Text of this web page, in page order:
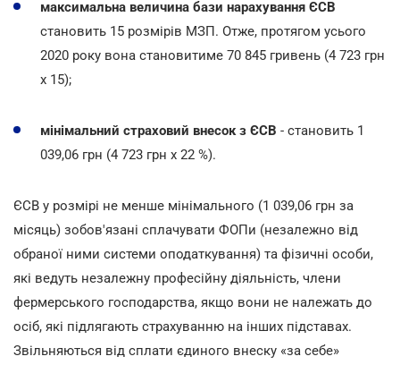
максимальна величина бази нарахування ЄСВ
становить 15 розмірів МЗП. Отже, протягом усього
2020 року вона становитиме 70 845 гривень (4 723 грн
х 15);
мінімальний страховий внесок з ЄСВ - становить 1
039,06 грн (4 723 грн х 22 %).
ЄСВ у розмірі не менше мінімального (1 039,06 грн за
місяць) зобов'язані сплачувати ФОПи (незалежно від
обраної ними системи оподаткування) та фізичні особи,
які ведуть незалежну професійну діяльність, члени
фермерського господарства, якщо вони не належать до
осіб, які підлягають страхуванню на інших підставах.
Звільняються від сплати єдиного внеску «за себе»